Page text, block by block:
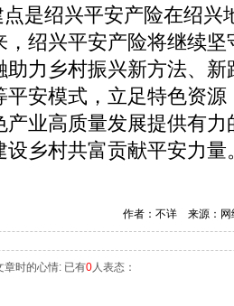
是绍兴平安产险在绍兴
，绍兴平安产险将继续
助力乡村振兴新方法、
平安模式，立足特色资
产业高质量发展提供有
设乡村共富贡献平安力量
作者：不详 来源：
章时的心情: 已有0人表态：